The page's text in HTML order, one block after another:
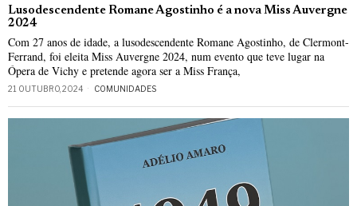
Lusodescendente Romane Agostinho é a nova Miss Auvergne
2024
Com 27 anos de idade, a lusodescendente Romane Agostinho, de Clermont-
Ferrand, foi eleita Miss Auvergne 2024, num evento que teve lugar na
Ópera de Vichy e pretende agora ser a Miss França,
21 OUTUBRO, 2024 COMUNIDADES